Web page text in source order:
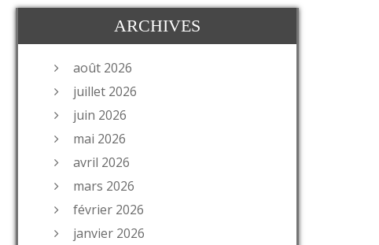
ARCHIVES
août 2026
juillet 2026
juin 2026
mai 2026
avril 2026
mars 2026
février 2026
janvier 2026